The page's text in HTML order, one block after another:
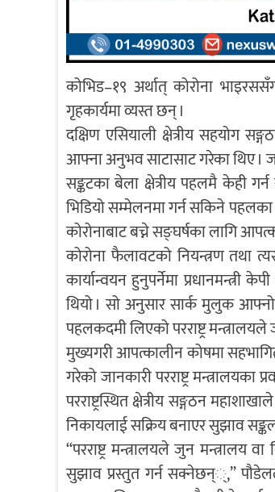
कोभिड–१९ अर्थात् कोरोना
गृहकार्यमा व्यस्त छन् ।
दक्षिण एसियाली क्षेत्रीय सहयोग
आफ्ना अनुभव साटासाट गरेका थिए ।
सङ्कटका बेला क्षेत्रीय पहलमै केही गर्न
भिडियो सम्मेलनमा गर्न सकिने पहलका
कोरोनाबाट बच्ने सङ्घर्षका लागि
कोरोना फैलावटको नियन्त्रण तथा
कार्यान्वयन हुनुपर्नेमा प्रधानमन्त्री
थियो । सो अनुसार सार्क मुलुक
पहलकदमी लिएको परराष्ट्र
मुख्यगरी आपत्कालीन कोषमा
गरेको जानकारी परराष्ट्र
परराष्ट्रस्थित क्षेत्रीय सङ्गठन
निकायलाई सक्रिय बनाएर सुझाव
“परराष्ट्र मन्त्रालयले जुन मन्त्रालय
सुझाव प्रस्तुत गर्न सक्नेछन््,”